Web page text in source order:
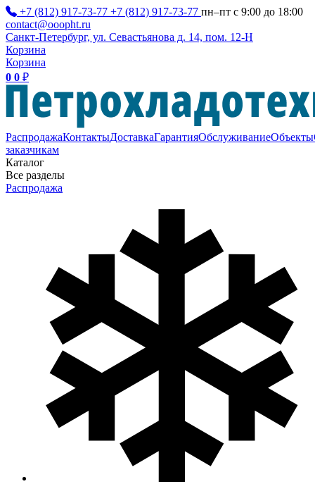
+7 (812) 917-73-77 +7 (812) 917-73-77 пн–пт с 9:00 до 18:00
contact@ooopht.ru
Санкт-Петербург, ул. Севастьянова д. 14, пом. 12-Н
Корзина
Корзина
0 0 ₽
РаспродажаКонтактыДоставкаГарантияОбслуживаниеОбъекты
заказчикам
Каталог
Все разделы
Распродажа